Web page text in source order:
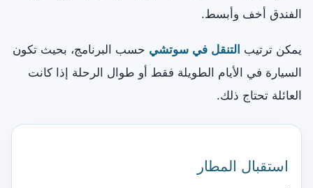
الفندق أخف وأبسط.
يمكن ترتيب التنقل في سوتشي حسب البرنامج، بحيث تكون
السيارة في الأيام الطويلة فقط أو طوال الرحلة إذا كانت
العائلة تحتاج ذلك.
استقبال المطار